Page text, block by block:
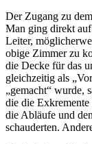
Der Zugang zu
Man ging direkt
Leiter,
obige Zimmer zu
die Decke für das
gleichzeitig als
gemacht
wurde,
die die
die Abläufe und
schauderten.